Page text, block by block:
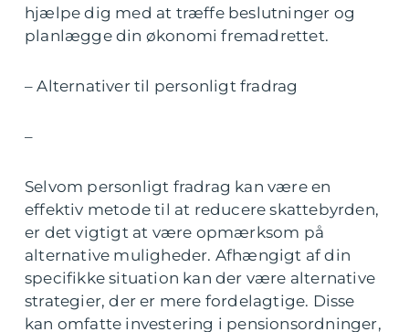
hjælpe dig med at træffe beslutninger og
planlægge din økonomi fremadrettet.
– Alternativer til personligt fradrag
–
Selvom personligt fradrag kan være en
effektiv metode til at reducere skattebyrden,
er det vigtigt at være opmærksom på
alternative muligheder. Afhængigt af din
specifikke situation kan der være alternative
strategier, der er mere fordelagtige. Disse
kan omfatte investering i pensionsordninger,